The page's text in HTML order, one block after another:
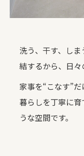
洗う、干す、し
結するから、日々
家事を“こなす”だ
暮らしを丁寧に
うな空間です。